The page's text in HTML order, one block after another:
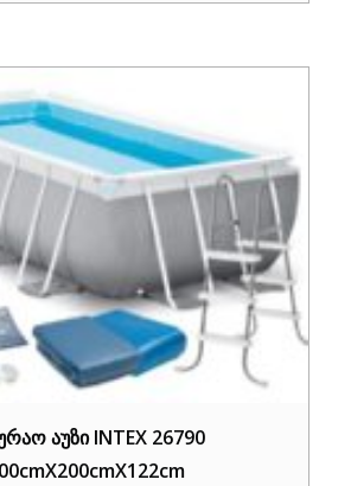
აუზი INTEX 26790